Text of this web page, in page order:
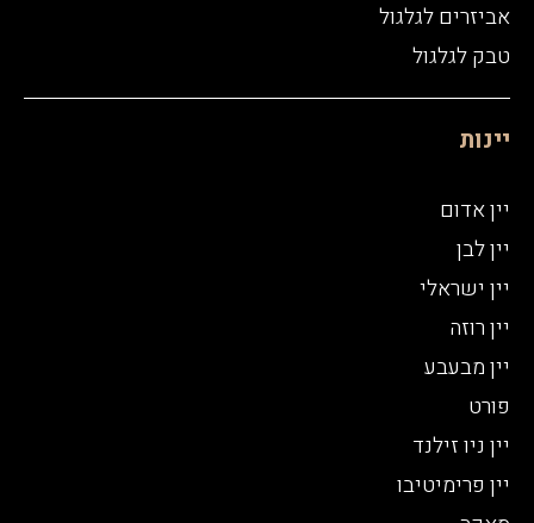
אביזרים לגלגול
טבק לגלגול
יינות
יין אדום
יין לבן
יין ישראלי
יין רוזה
יין מבעבע
פורט
יין ניו זילנד
יין פרימיטיבו